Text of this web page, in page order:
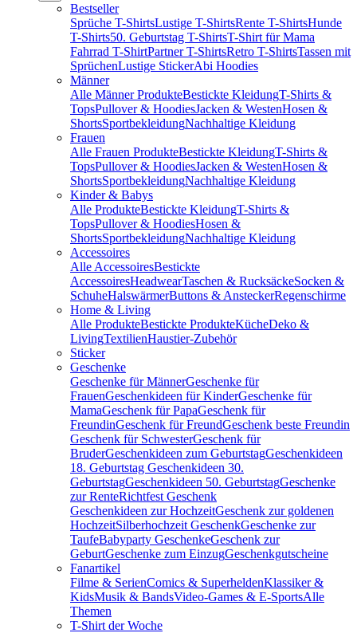
Bestseller
Sprüche T-ShirtsLustige T-ShirtsRente T-ShirtsHunde
T-Shirts50. Geburtstag T-ShirtsT-Shirt für Mama
Fahrrad T-ShirtPartner T-ShirtsRetro T-ShirtsTassen mit
SprüchenLustige StickerAbi Hoodies
Männer
Alle Männer ProdukteBestickte KleidungT-Shirts &
TopsPullover & HoodiesJacken & WestenHosen &
ShortsSportbekleidungNachhaltige Kleidung
Frauen
Alle Frauen ProdukteBestickte KleidungT-Shirts &
TopsPullover & HoodiesJacken & WestenHosen &
ShortsSportbekleidungNachhaltige Kleidung
Kinder & Babys
Alle ProdukteBestickte KleidungT-Shirts &
TopsPullover & HoodiesHosen &
ShortsSportbekleidungNachhaltige Kleidung
Accessoires
Alle AccessoiresBestickte
AccessoiresHeadwearTaschen & RucksäckeSocken &
SchuheHalswärmerButtons & AnsteckerRegenschirme
Home & Living
Alle ProdukteBestickte ProdukteKücheDeko &
LivingTextilienHaustier-Zubehör
Sticker
Geschenke
Geschenke für MännerGeschenke für
FrauenGeschenkideen für KinderGeschenke für
MamaGeschenk für PapaGeschenk für
FreundinGeschenk für FreundGeschenk beste Freundin
Geschenk für SchwesterGeschenk für
BruderGeschenkideen zum GeburtstagGeschenkideen
18. Geburtstag Geschenkideen 30.
GeburtstagGeschenkideen 50. GeburtstagGeschenke
zur RenteRichtfest Geschenk
Geschenkideen zur HochzeitGeschenk zur goldenen
HochzeitSilberhochzeit GeschenkGeschenke zur
TaufeBabyparty GeschenkeGeschenk zur
GeburtGeschenke zum EinzugGeschenkgutscheine
Fanartikel
Filme & SerienComics & SuperheldenKlassiker &
KidsMusik & BandsVideo-Games & E-SportsAlle
Themen
T-Shirt der Woche